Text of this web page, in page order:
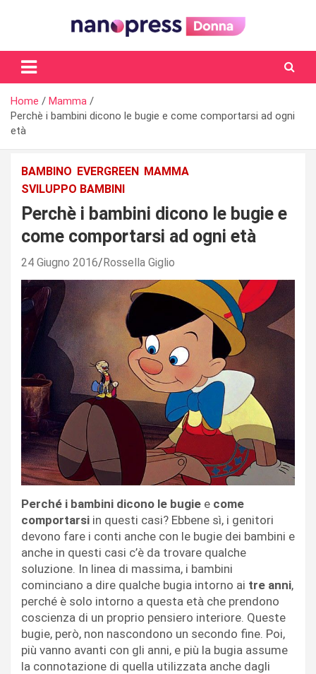
Il magazine femminile di Nanopress.it
Home
Mamma
Perchè i bambini dicono le bugie e come comportarsi ad ogni
età
BAMBINO EVERGREEN MAMMA
SVILUPPO BAMBINI
Perchè i bambini dicono le bugie e
come comportarsi ad ogni età
24 Giugno 2016 Rossella Giglio
Perché i bambini dicono le bugie e come
comportarsi in questi casi? Ebbene sì, i genitori
devono fare i conti anche con le bugie dei bambini e
anche in questi casi c’è da trovare qualche
soluzione. In linea di massima, i bambini
cominciano a dire qualche bugia intorno ai tre anni,
perché è solo intorno a questa età che prendono
coscienza di un proprio pensiero interiore. Queste
bugie, però, non nascondono un secondo fine. Poi,
più vanno avanti con gli anni, e più la bugia assume
la connotazione di quella utilizzata anche dagli